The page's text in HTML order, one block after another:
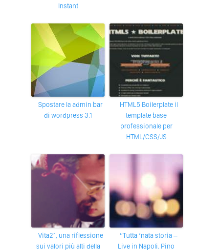
Instant
Spostare la admin bar
di wordpress 3.1
HTML5 Boilerplate il
template base
professionale per
HTML/CSS/JS
Vita21, una riflessione
sui valori più alti della
“Tutta ‘nata storia –
Live in Napoli. Pino